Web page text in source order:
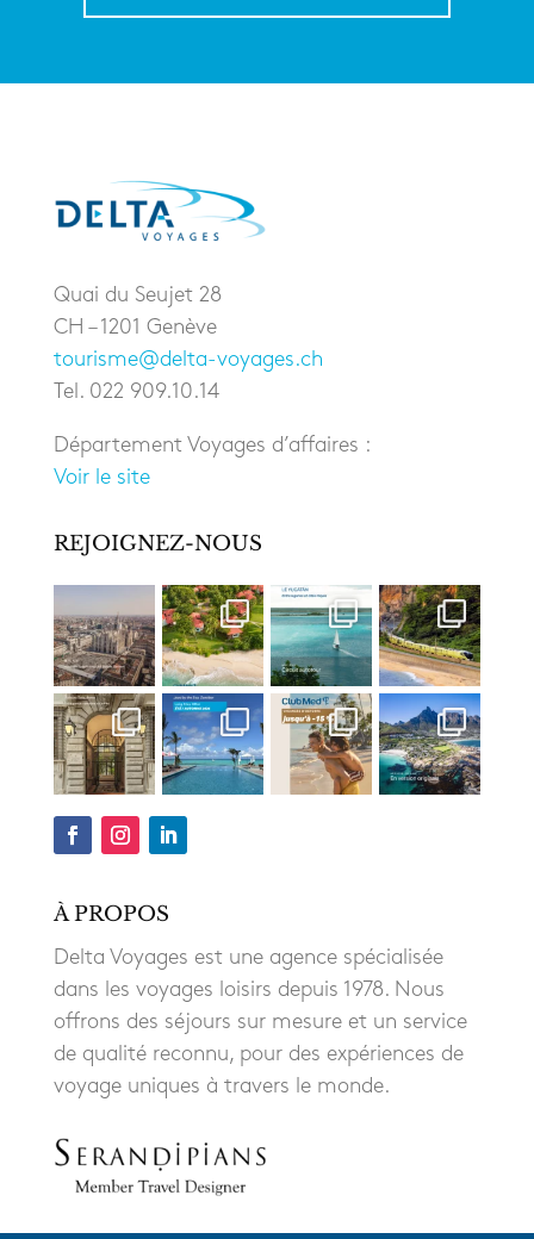
Quai du Seujet 28
CH – 1201 Genève
tourisme@delta-voyages.ch
Tel. 022 909.10.14
Département Voyages d’affaires :
Voir le site
REJOIGNEZ-NOUS
À PROPOS
Delta Voyages est une agence spécialisée
dans les voyages loisirs depuis 1978. Nous
offrons des séjours sur mesure et un service
de qualité reconnu, pour des expériences de
voyage uniques à travers le monde.